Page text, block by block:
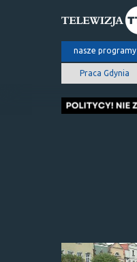
nasze programy
Praca Gdynia